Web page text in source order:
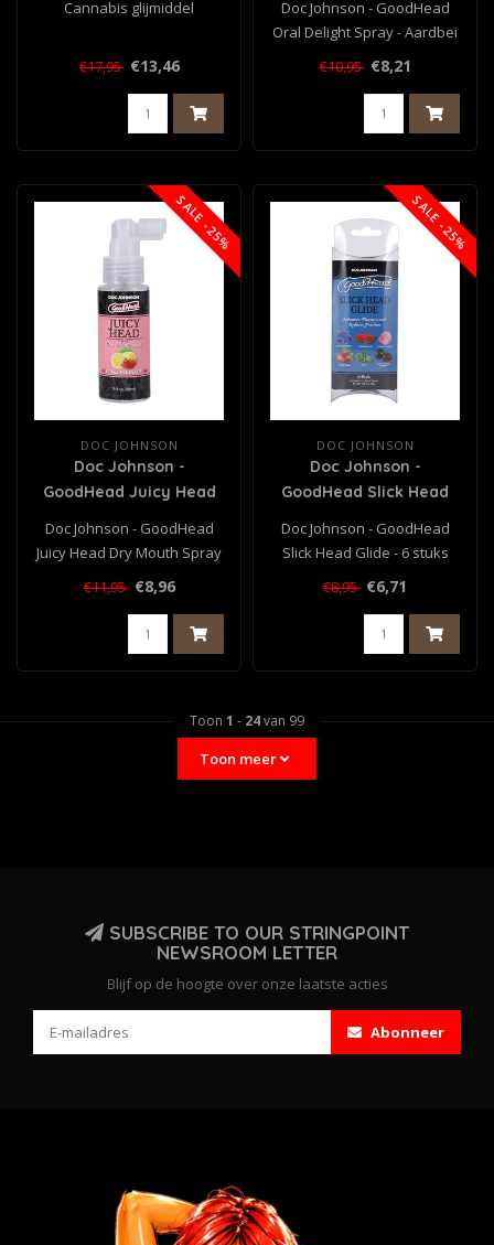
Cannabis glijmiddel
€17,95 €13,46
Doc Johnson - GoodHead
Oral Delight Spray - Aardbei
- 29 ml
€10,95 €8,21
SALE -25%
DOC JOHNSON
Doc Johnson -
GoodHead Juicy Head
Limonade - 60 ml
Doc Johnson - GoodHead
Juicy Head Dry Mouth Spray
- Limonade - 60 ml..
€11,95 €8,96
SALE -25%
DOC JOHNSON
Doc Johnson -
GoodHead Slick Head
Doc Johnson - GoodHead
Slick Head Glide - 6 stuks
€8,95 €6,71
Toon 1 - 24van 99
Toon meer
SUBSCRIBE TO OUR STRINGPOINT
NEWSROOM LETTER
Blijf op de hoogte over onze laatste acties
Abonneer